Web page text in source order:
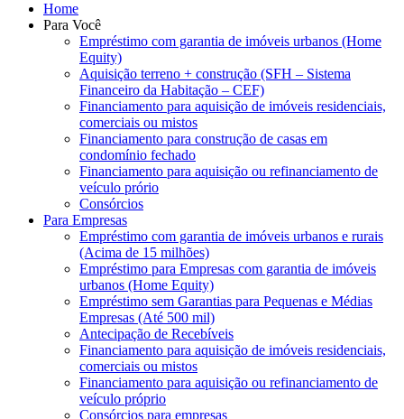
Home
Para Você
Empréstimo com garantia de imóveis urbanos (Home
Equity)
Aquisição terreno + construção (SFH – Sistema
Financeiro da Habitação – CEF)
Financiamento para aquisição de imóveis residenciais,
comerciais ou mistos
Financiamento para construção de casas em
condomínio fechado
Financiamento para aquisição ou refinanciamento de
veículo prório
Consórcios
Para Empresas
Empréstimo com garantia de imóveis urbanos e rurais
(Acima de 15 milhões)
Empréstimo para Empresas com garantia de imóveis
urbanos (Home Equity)
Empréstimo sem Garantias para Pequenas e Médias
Empresas (Até 500 mil)
Antecipação de Recebíveis
Financiamento para aquisição de imóveis residenciais,
comerciais ou mistos
Financiamento para aquisição ou refinanciamento de
veículo próprio
Consórcios para empresas